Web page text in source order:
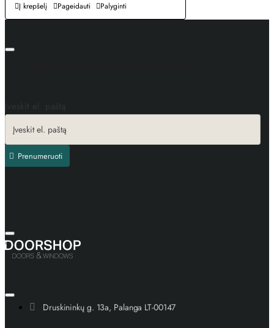
Į krepšelį Pageidauti Palyginti
Įveskit el. paštą
Prenumeruoti
Druskininkų g. 13a, Palanga LT-00147